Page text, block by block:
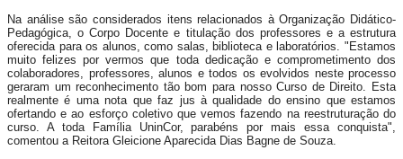
Na análise são considerados itens relacionados à Organização Didático-
Pedagógica, o Corpo Docente e titulação dos professores e a estrutura
oferecida para os alunos, como salas, biblioteca e laboratórios. "Estamos
muito felizes por vermos que toda dedicação e comprometimento dos
colaboradores, professores, alunos e todos os evolvidos neste processo
geraram um reconhecimento tão bom para nosso Curso de Direito. Esta
realmente é uma nota que faz jus à qualidade do ensino que estamos
ofertando e ao esforço coletivo que vemos fazendo na reestruturação do
curso. A toda Família UninCor, parabéns por mais essa conquista",
comentou a Reitora Gleicione Aparecida Dias Bagne de Souza.